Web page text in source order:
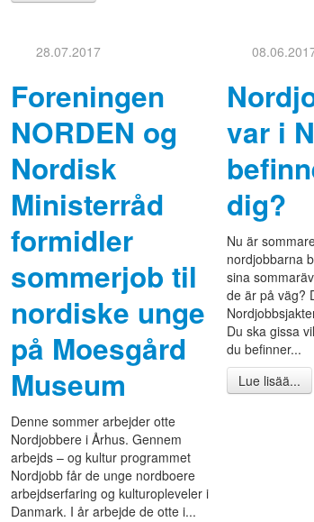
28.07.2017
Foreningen
NORDEN og
Nordisk
Ministerråd
formidler
sommerjob til
nordiske unge
på Moesgård
Museum
Denne sommer arbejder otte
Nordjobbere i Århus. Gennem
arbejds – og kultur programmet
Nordjobb får de unge nordboere
arbejdserfaring og kulturopleveler i
Danmark. I år arbejde de otte i...
var i
dig?
Nu är
nordjobbarna
sina
de är på väg?
Du ska gissa
du befinner...
Lue lisää...